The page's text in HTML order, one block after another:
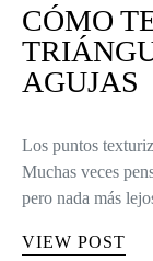
CÓMO
AGUJAS
Los puntos
Muchas veces
pero nada más
VIEW POST